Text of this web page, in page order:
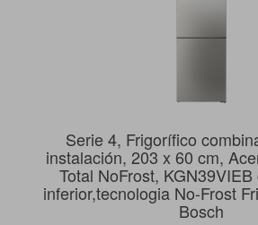
Serie 4, Frigorífico
instalación, 203 x 60 cm,
Total NoFrost,
inferior,tecnologia No-Frost
Bosch